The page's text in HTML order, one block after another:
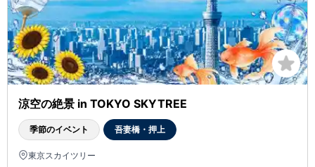
涼空の絶景 in TOKYO SKYTREE
季節のイベント 吾妻橋・押上
東京スカイツリー